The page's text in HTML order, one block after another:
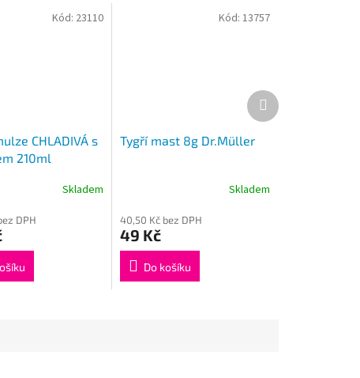
CHLADIVÁ s
210ml
Skladem
DPH
Kód: 23110
Tygří mast 8g Dr.Müller
produktu
je
4,5
5
Skladem
40,50 Kč bez DPH
49 Kč
Do košíku
Kód: 13757
Další
produkt